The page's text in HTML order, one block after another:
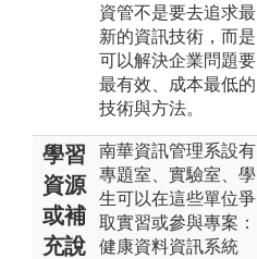
資管不是要去追求最
新的資訊技術，而是
可以解決企業問題要
最有效、成本最低的
技術與方法。
學習
資源
或補
充說
南華資訊管理系設有
專題室、實驗室、學
生可以在這些單位爭
取實習或參與專案：
健康資料資訊系統